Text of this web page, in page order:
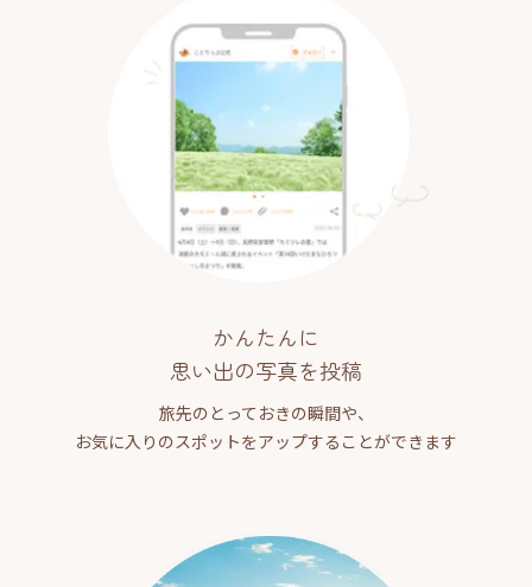
かんたんに
思い出の写真を投稿
旅先のとっておきの瞬間や、
お気に入りのスポットをアップすることができます